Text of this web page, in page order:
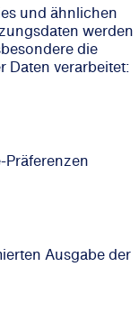
und ähnlichen
werden
die
Daten verarbeitet:
Ausgabe der